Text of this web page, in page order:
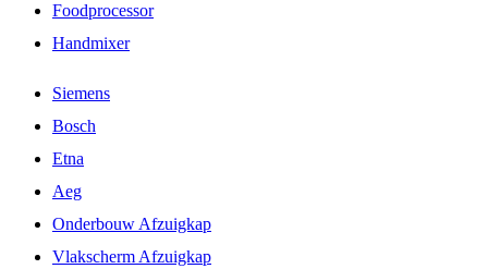
Foodprocessor
Handmixer
Siemens
Bosch
Etna
Aeg
Onderbouw Afzuigkap
Vlakscherm Afzuigkap